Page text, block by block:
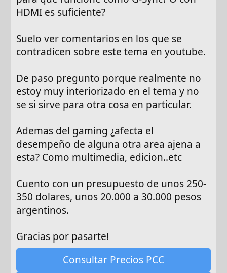
HDMI es suficiente?
Suelo ver comentarios en los que se
contradicen sobre este tema en youtube.
De paso pregunto porque realmente no
estoy muy interiorizado en el tema y no
se si sirve para otra cosa en particular.
Ademas del gaming ¿afecta el
desempeño de alguna otra area ajena a
esta? Como multimedia, edicion..etc
Cuento con un presupuesto de unos 250-
350 dolares, unos 20.000 a 30.000 pesos
argentinos.
Gracias por pasarte!
Consultar Precios PCC